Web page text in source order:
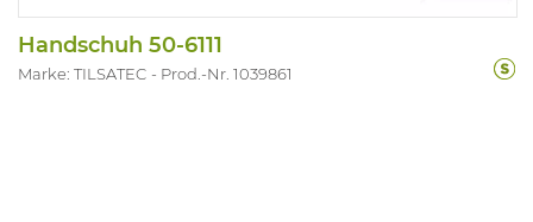
Handschuh 50-6111
Marke: TILSATEC Prod.-Nr. 1039861